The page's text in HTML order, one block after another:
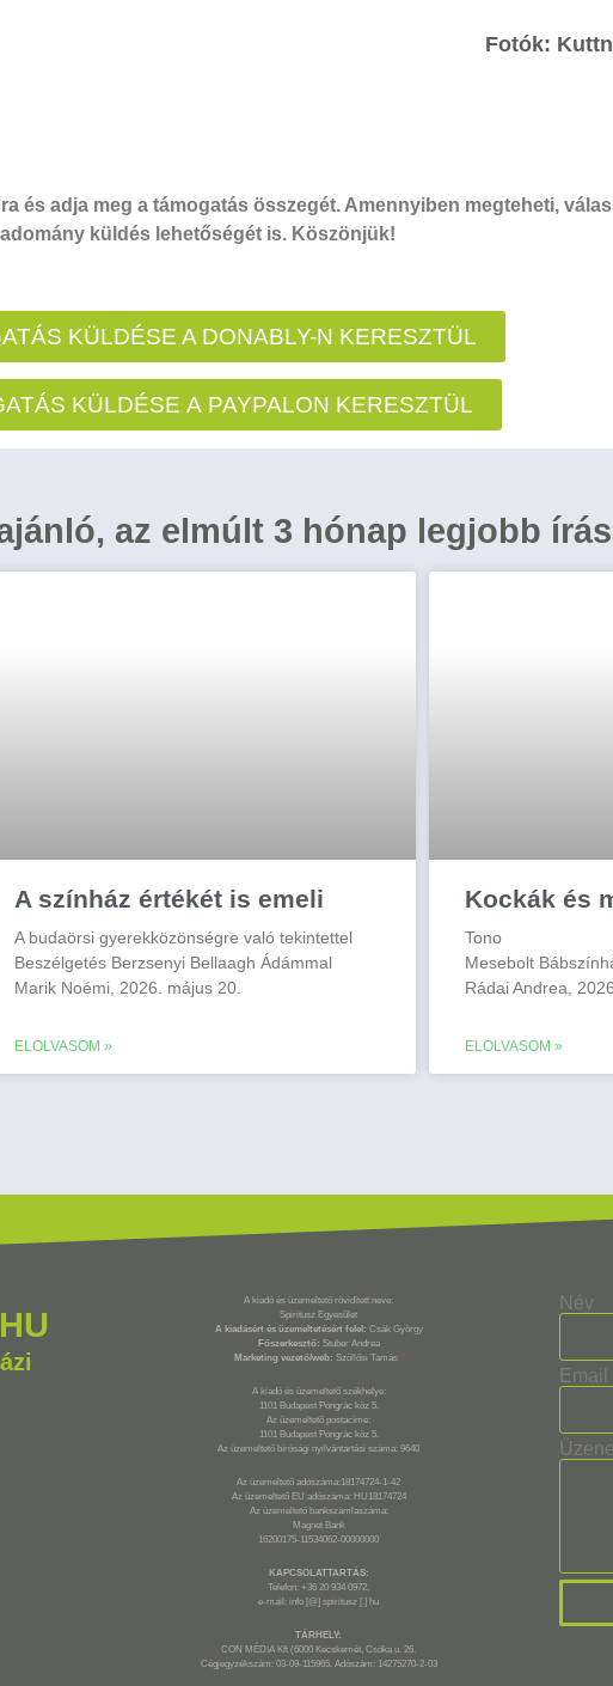
Fotók:
és adja meg a támogatás összegét. Amennyiben megteheti,
adomány küldés lehetőségét is. Köszönjük!
KÜLDÉSE A DONABLY-N KERESZTÜL
KÜLDÉSE A PAYPALON KERESZTÜL
az elmúlt 3 hónap legjobb
A színház értékét is emeli
A budaörsi gyerekközönségre való tekintettel
Beszélgetés Berzsenyi Bellaagh Ádámmal
Marik Noémi, 2026. május 20.
ELOLVASOM »
Kockák és
Tono
Mesebolt
Rádai Andrea,
ELOLVASOM »
A kiadó és üzemeltető rövidített neve:
Spiritusz Egyesület
A kiadásért és üzemeltetésért felel: Csák György
Főszerkesztő: Stuber Andrea
Marketing vezető/web: Szöllősi Tamás *
A kiadó és üzemeltető székhelye:
1101 Budapest Pongrác köz 5.
Az üzemeltető postacíme:
1101 Budapest Pongrác köz 5.
Az üzemeltető bírósági nyilvántartási száma: 9640
Az üzemeltető adószáma:18174724-1-42
Az üzemeltető EU adószáma: HU18174724
Az üzemeltető bankszámlaszáma:
Magnet Bank
16200175-11534062-00000000
KAPCSOLATTARTÁS:
Telefon: +36 20 934 0972,
e-mail: info [@] spiritusz [.] hu
TÁRHELY:
CON MÉDIA Kft (6000 Kecskemét, Csóka u. 26.
Cégjegyzékszám: 03-09-115965. Adószám: 14275270-2-03
Név
Email